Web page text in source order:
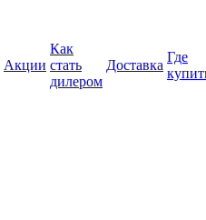
Акции
Как
стать
дилером
Доставка
Где